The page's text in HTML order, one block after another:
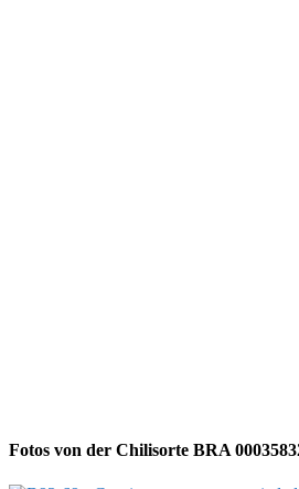
Fotos von der Chilisorte BRA